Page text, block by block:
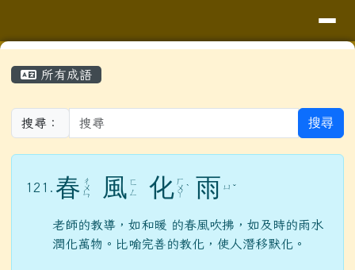
所有成語
搜尋： 搜尋
121. 春 ㄔ
ㄨ
ㄣ 風 ㄈ
ㄥ
化 ㄏ
ㄨ
ㄚ
ˋ 雨 ㄩ ˇ
老師的教導，如和暖 的春風吹拂，如及時的雨水
潤化萬物。比喻完善的教化，使人潛移默化。